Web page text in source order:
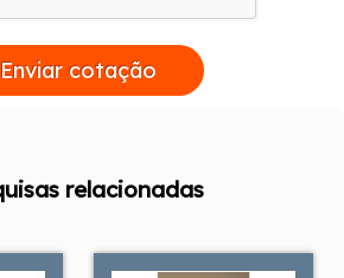
Enviar cotação
relacionadas